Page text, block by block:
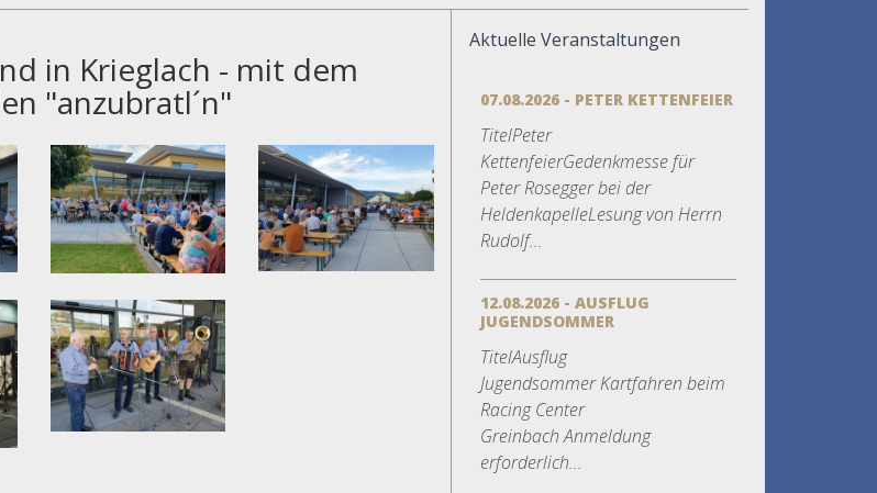
in Krieglach - mit dem
"anzubratl´n"
Aktuelle Veranstaltungen
07.08.2026 - PETER KETTENFEIER
TitelPeter
KettenfeierGedenkmesse für
Peter Rosegger bei der
HeldenkapelleLesung von Herrn
Rudolf...
12.08.2026 - AUSFLUG
JUGENDSOMMER
TitelAusflug
Jugendsommer Kartfahren beim
Racing Center
Greinbach Anmeldung
erforderlich...